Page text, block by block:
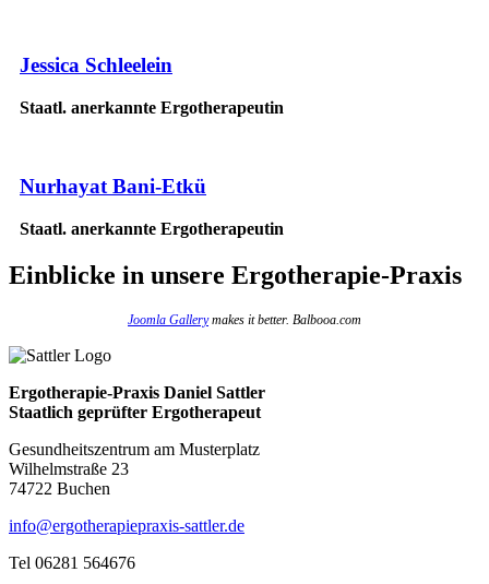
Jessica Schleelein
Staatl. anerkannte Ergotherapeutin
Nurhayat Bani-Etkü
Staatl. anerkannte Ergotherapeutin
Einblicke in unsere Ergotherapie-Praxis
Joomla Gallerymakes it better. Balbooa.com
Ergotherapie-Praxis Daniel Sattler
Staatlich geprüfter Ergotherapeut
Gesundheitszentrum am Musterplatz
Wilhelmstraße 23
74722 Buchen
info@ergotherapiepraxis-sattler.de
Tel 06281 564676